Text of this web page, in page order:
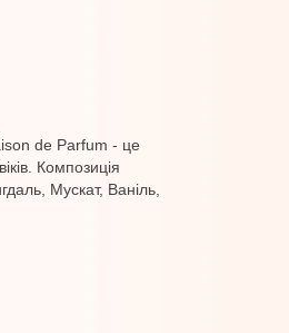
de Parfum - це
Композиція
Мускат, Ваніль,